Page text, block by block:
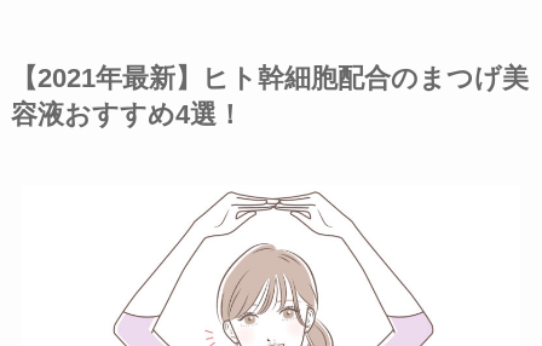
【2021年最新】ヒト幹細胞配合のまつげ美
容液おすすめ4選！